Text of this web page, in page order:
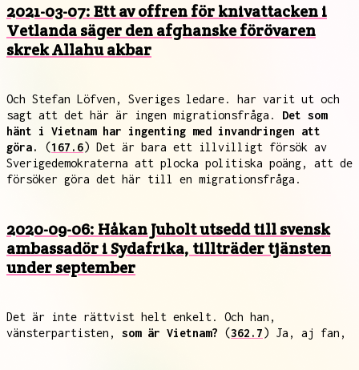
2021-03-07: Ett av offren för knivattacken i
Vetlanda säger den afghanske förövaren
skrek Allahu akbar
Och Stefan Löfven, Sveriges ledare. har varit ut och
sagt att det här är ingen migrationsfråga. Det som
hänt i Vietnam har ingenting med invandringen att
göra.
(167.6) Det är bara ett illvilligt försök av
Sverigedemokraterna att plocka politiska poäng, att de
försöker göra det här till en migrationsfråga.
2020-09-06: Håkan Juholt utsedd till svensk
ambassadör i Sydafrika, tillträder tjänsten
under september
Det är inte rättvist helt enkelt. Och han,
vänsterpartisten, som är Vietnam? (362.7) Ja, aj fan,